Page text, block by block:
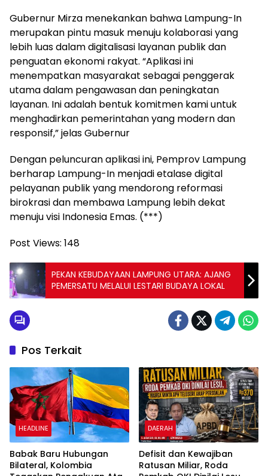
Gubernur Mirza menekankan bahwa Lampung-In
merupakan pintu masuk menuju kolaborasi yang
lebih luas dalam digitalisasi layanan publik dan
penguatan ekonomi rakyat. “Aplikasi ini
menempatkan masyarakat sebagai penggerak
utama dalam pengawasan dan peningkatan
layanan. Ini adalah bentuk komitmen kami untuk
menghadirkan pemerintahan yang modern dan
responsif,” jelas Gubernur
Dengan peluncuran aplikasi ini, Pemprov Lampung
berharap Lampung-In menjadi etalase digital
pelayanan publik yang mendorong reformasi
birokrasi dan membawa Lampung lebih dekat
menuju visi Indonesia Emas. (***)
Post Views: 148
PEKAN KEBUDAYAAN LAMPUNG UTARA: AJANG
PEMERSATU MELALUI LESTARI BUDAYA LOKAL
Pos Terkait
HEADLINE
Babak Baru Hubungan
Bilateral, Kolombia
DAERAH
Defisit dan Kewajiban
Ratusan Miliar, Roda